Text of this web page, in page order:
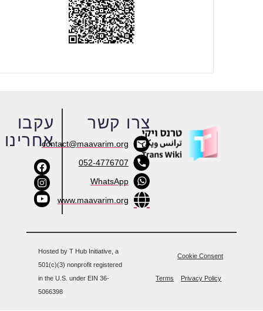
עקבו
אחרינו
צרו קשר
contact@maavarim.org
052-4776707
WhatsApp
www.maavarim.org
Hosted by T Hub Initiative, a
501(c)(3) nonprofit registered
in the U.S. under EIN 36-
5066398
Cookie Consent
Privacy Policy
Terms